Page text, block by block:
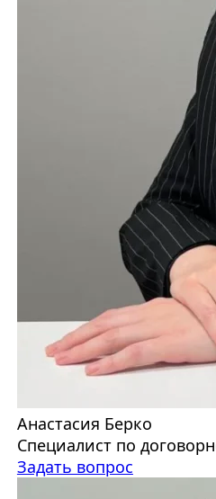
Анастасия Берко
Специалист по
Задать вопрос